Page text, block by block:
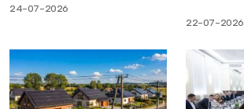
24-07-2026
22-07-2026